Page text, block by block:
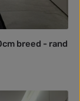
breed - rand